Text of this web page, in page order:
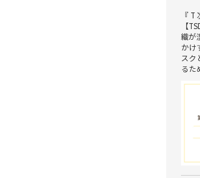
『
【
織が
かけ
スク
るた